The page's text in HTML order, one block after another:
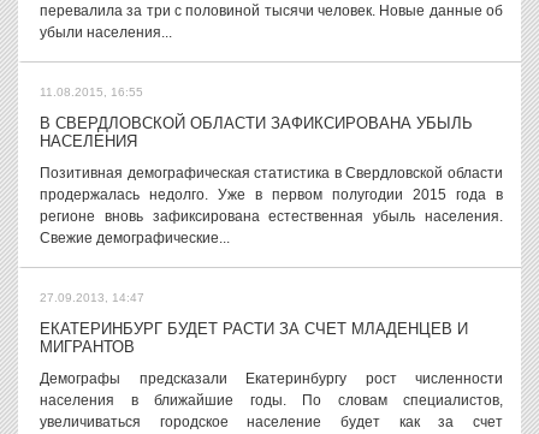
перевалила за три с половиной тысячи человек. Новые данные об
убыли населения...
11.08.2015, 16:55
В СВЕРДЛОВСКОЙ ОБЛАСТИ ЗАФИКСИРОВАНА УБЫЛЬ
НАСЕЛЕНИЯ
Позитивная демографическая статистика в Свердловской области
продержалась недолго. Уже в первом полугодии 2015 года в
регионе вновь зафиксирована естественная убыль населения.
Свежие демографические...
27.09.2013, 14:47
ЕКАТЕРИНБУРГ БУДЕТ РАСТИ ЗА СЧЕТ МЛАДЕНЦЕВ И
МИГРАНТОВ
Демографы предсказали Екатеринбургу рост численности
населения в ближайшие годы. По словам специалистов,
увеличиваться городское население будет как за счет